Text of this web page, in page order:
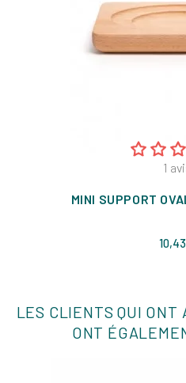
1
MINI SUPPORT
LES CLIENTS QUI ONT
ONT